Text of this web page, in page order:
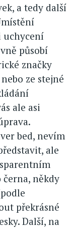
a tedy další
uchycení
působí
značky
ze stejné
ale asi
bed, nevím
ale
někdy
překrásné
Další, na